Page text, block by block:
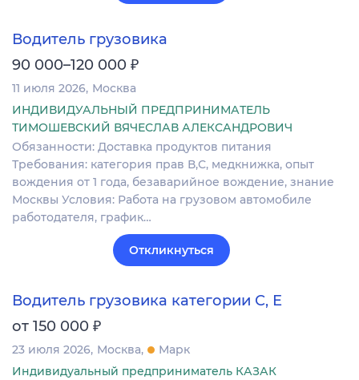
Водитель грузовика
90 000–120 000 ₽
11 июля 2026 Москва
ИНДИВИДУАЛЬНЫЙ ПРЕДПРИНИМАТЕЛЬ
ТИМОШЕВСКИЙ ВЯЧЕСЛАВ АЛЕКСАНДРОВИЧ
Обязанности: Доставка продуктов питания
Требования: категория прав В,С, медкнижка, опыт
вождения от 1 года, безаварийное вождение, знание
Москвы Условия: Работа на грузовом автомобиле
работодателя, график…
Откликнуться
Водитель грузовика категории С, Е
от 150 000 ₽
23 июля 2026 Москва
Марк
Индивидуальный предприниматель КАЗАК